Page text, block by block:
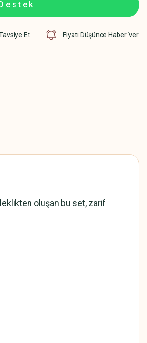
Et Fiyatı Düşünce Haber Ver
oluşan bu set, zarif